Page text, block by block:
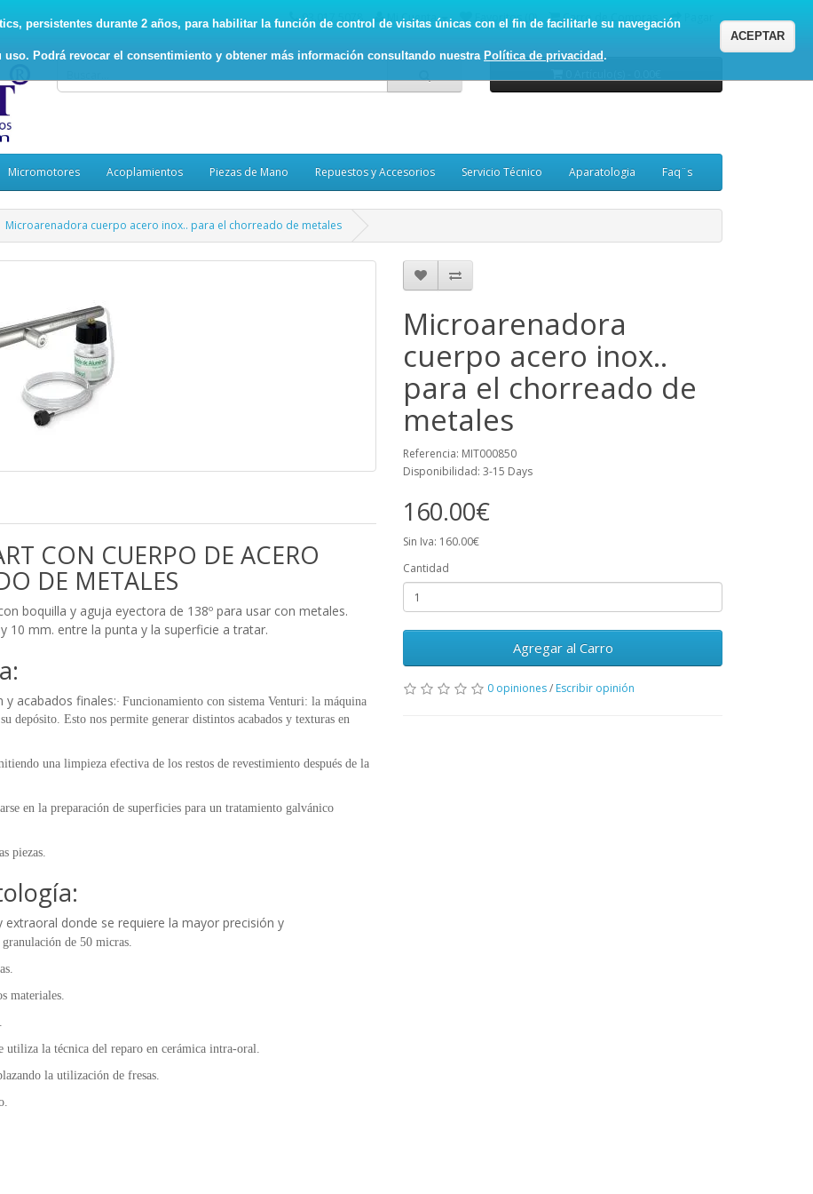
persistentes durante 2 años, para habilitar la función de control de visitas únicas con el fin de facilitarle su navegación
Podrá revocar el consentimiento y obtener más información consultando nuestra Política de privacidad.
ACEPTAR
93.017.5078 Mi Cuenta Favoritos (0) Carro de Compras
Micromotores Acoplamientos Piezas de Mano Repuestos y Accesorios Servicio Técnico Aparatologia Faq¨s
Microarenadora cuerpo acero inox.. para el chorreado de metales
CON CUERPO DE ACERO
DE METALES
boquilla y aguja eyectora de 138º para usar con metales.
10 mm. entre la punta y la superficie a tratar.
y acabados finales:· Funcionamiento con sistema Venturi: la máquina
depósito. Esto nos permite generar distintos acabados y texturas en
una limpieza efectiva de los restos de revestimiento después de la
en la preparación de superficies para un tratamiento galvánico
piezas.
donde se requiere la mayor precisión y
de 50 micras.
materiales.
utiliza la técnica del reparo en cerámica intra-oral.
la utilización de fresas.
Microarenadora
cuerpo acero inox..
para el chorreado de
metales
Referencia: MIT000850
Disponibilidad: 3-15 Days
160.00€
Sin Iva: 160.00€
Cantidad
Agregar al Carro
0 opiniones/ Escribir opinión